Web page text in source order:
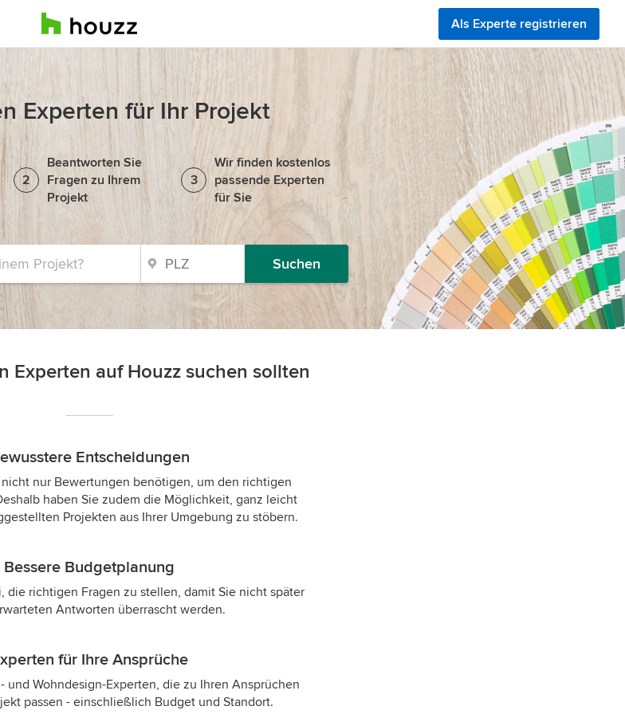
Als Experte registrieren
Experten für Ihr Projekt
2
Beantworten Sie
Fragen zu Ihrem
Projekt
3
Wir finden kostenlos
passende Experten
für Sie
Suchen
Experten auf Houzz suchen sollten
Entscheidungen
nicht nur Bewertungen benötigen, um den richtigen
haben Sie zudem die Möglichkeit, ganz leicht
Projekten aus Ihrer Umgebung zu stöbern.
Bessere Budgetplanung
die richtigen Fragen zu stellen, damit Sie nicht später
Antworten überrascht werden.
für Ihre Ansprüche
und Wohndesign-Experten, die zu Ihren Ansprüchen
passen - einschließlich Budget und Standort.